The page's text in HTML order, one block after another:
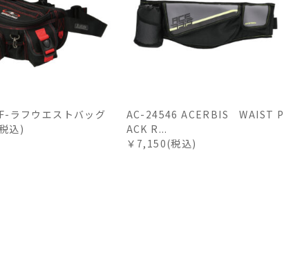
ラフウエストバッグ
込)
AC-24546 ACERBIS WAIST P
ACK R...
￥7,150(税込)